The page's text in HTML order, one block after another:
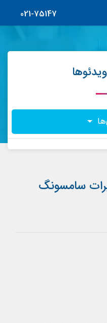
021-75147
سامسونگ